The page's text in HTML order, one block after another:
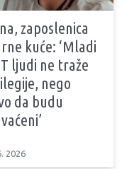
zaposlenica
kuće: ‘Mladi
ljudi ne traže
nego
da budu
2026